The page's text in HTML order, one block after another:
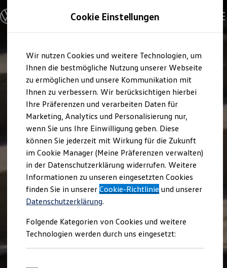
Hauptinhalt
springen
Footer
springen
Modelle und Konfigurator
Konfigurator
Modelle vergleichen
Elektroautos
ENERGY Sondermodelle
Nutzfahrzeuge
SUV und CUV
Familienautos
Kombis
Kompaktwagen
Sportwagen
Schnell verfügbare Fahrzeuge
Angebote und Produkte
Aktuelle Angebote
E-Auto-Förderung
Volkswagen Marktplatz
Die ENERGY Sondermodelle
Junge Gebrauchtwagen und Gebrauchtwagen
Volkswagen Zertifizierte Gebrauchtwagen
Elektromobilität bei Gebrauchtwagen
Saisonangebote
Reifenpakete
Leasing
Leasing-Angebote
Cookie Einstellungen
Wir nutzen Cookies und weitere Technologien, um
Ihnen die bestmögliche Nutzung unserer Webseite
zu ermöglichen und unsere Kommunikation mit
Ihnen zu verbessern. Wir berücksichtigen hierbei
Ihre Präferenzen und verarbeiten Daten für
Marketing, Analytics und Personalisierung nur,
wenn Sie uns Ihre Einwilligung geben. Diese
können Sie jederzeit mit Wirkung für die Zukunft
im Cookie Manager (Meine Präferenzen verwalten)
in der Datenschutzerklärung widerrufen. Weitere
Informationen zu unseren eingesetzten Cookies
finden Sie in unsererCookie-Richtlinie und unserer
Datenschutzerklärung.
Folgende Kategorien von Cookies und weitere
Technologien werden durch uns eingesetzt: